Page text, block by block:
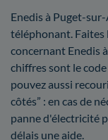
Enedis à Puget-
téléphonant. Faites
concernant Enedis
chiffres sont le
pouvez aussi
côtés” : en cas de
panne d'électricité
délais une aide.